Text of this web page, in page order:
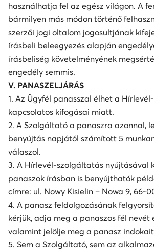
használhatja fel az egész világon. A
bármilyen más módon történő
szerzői jogi oltalom jogosultjának
írásbeli beleegyezés alapján
írásbeliség követelményének
engedély semmis.
V. PANASZELJÁRÁS
1. Az Ügyfél panasszal élhet a
kapcsolatos kifogásai miatt.
2. A Szolgáltató a panaszra azonnal,
benyújtás napjától számított 5
válaszol.
3. A Hírlevél-szolgáltatás nyújtásával
panaszok írásban is benyújthatók
címre: ul. Nowy Kisielin – Nowa 9, 66-
4. A panasz feldolgozásának
kérjük, adja meg a panaszos fél nevét
valamint jelölje meg a panasz
5. Sem a Szolgáltató, sem az